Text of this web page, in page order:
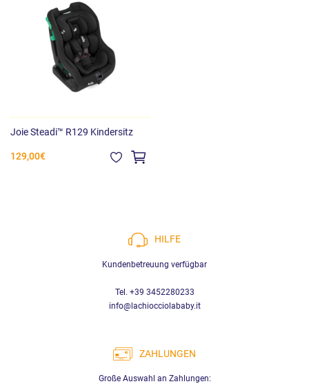
Joie Steadi™ R129 Kindersitz
129,00€
HILFE
Kundenbetreuung verfügbar
Tel. +39 3452280233
info@lachiocciolababy.it
ZAHLUNGEN
Große Auswahl an Zahlungen: